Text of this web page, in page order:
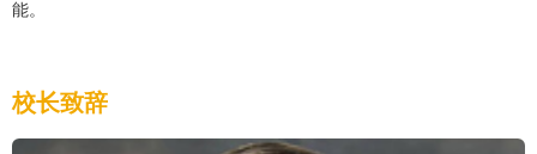
能。
校长致辞